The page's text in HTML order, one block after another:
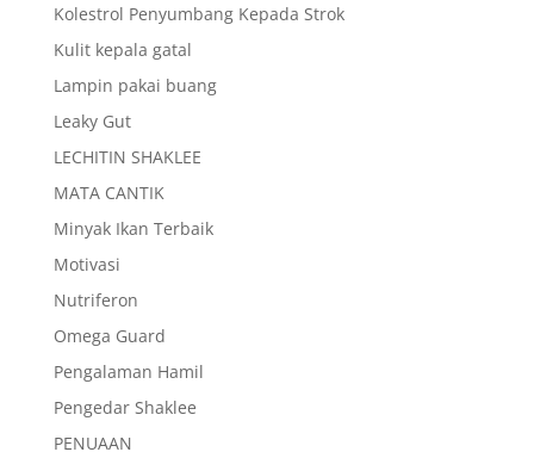
Kolestrol Penyumbang Kepada Strok
Kulit kepala gatal
Lampin pakai buang
Leaky Gut
LECHITIN SHAKLEE
MATA CANTIK
Minyak Ikan Terbaik
Motivasi
Nutriferon
Omega Guard
Pengalaman Hamil
Pengedar Shaklee
PENUAAN